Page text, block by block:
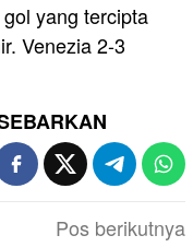
yang tercipta
Venezia 2-3
Pos berikutnya